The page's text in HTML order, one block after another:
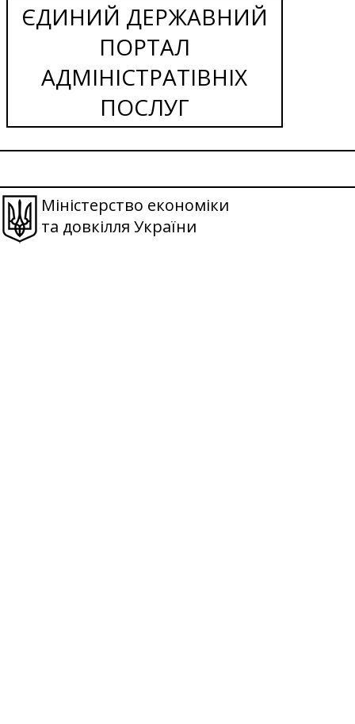
ЄДИНИЙ ДЕРЖАВНИЙ
ПОРТАЛ
АДМІНІСТРАТІВНІХ
ПОСЛУГ
Міністерство економіки
та довкілля України